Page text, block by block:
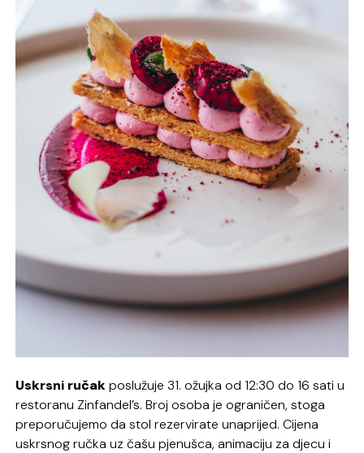
Uskrsni ručakposlužuje 31. ožujka od 12:30 do 16 sati u
restoranu Zinfandel’s. Broj osoba je ograničen, stoga
preporučujemo da stol rezervirate unaprijed. Cijena
uskrsnog ručka uz čašu pjenušca, animaciju za djecu i